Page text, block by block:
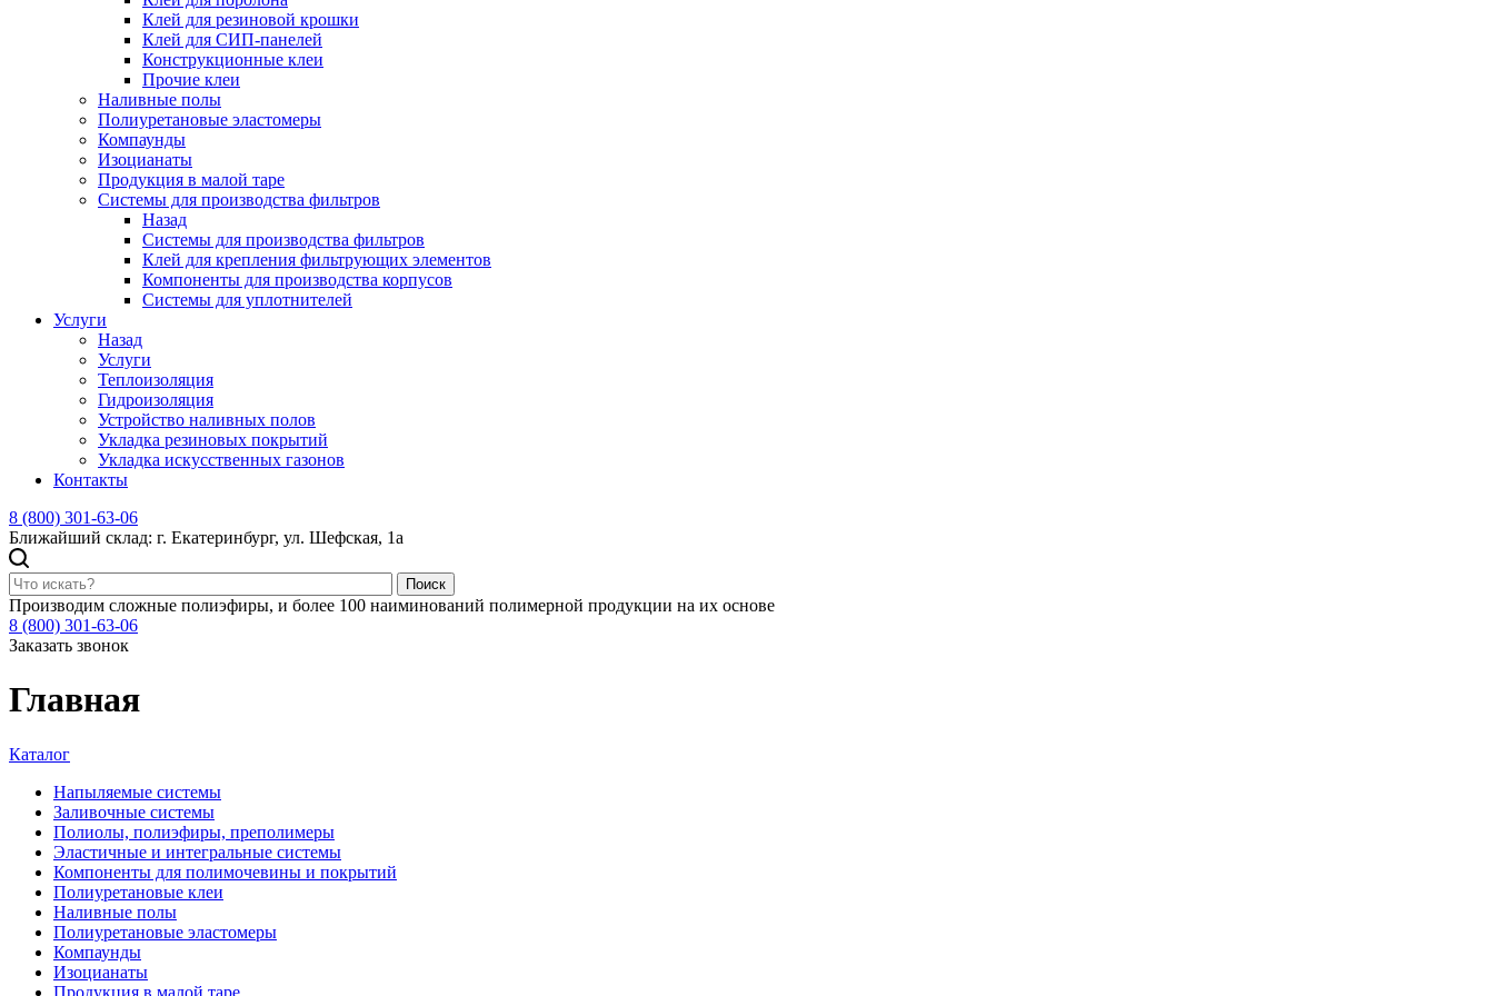
Клей для резиновой крошки
Клей для СИП-панелей
Конструкционные клеи
Прочие клеи
Наливные полы
Полиуретановые эластомеры
Компаунды
Изоцианаты
Продукция в малой таре
Системы для производства фильтров
Назад
Системы для производства фильтров
Клей для крепления фильтрующих элементов
Компоненты для производства корпусов
Системы для уплотнителей
Услуги
Назад
Услуги
Теплоизоляция
Гидроизоляция
Устройство наливных полов
Укладка резиновых покрытий
Укладка искусственных газонов
Контакты
8 (800) 301-63-06
Ближайший склад: г. Екатеринбург, ул. Шефская, 1а
Поиск
Производим сложные полиэфиры, и более 100 наиминований полимерной продукции на их основе
8 (800) 301-63-06
Заказать звонок
Главная
Каталог
Напыляемые системы
Заливочные системы
Полиолы, полиэфиры, преполимеры
Эластичные и интегральные системы
Компоненты для полимочевины и покрытий
Полиуретановые клеи
Наливные полы
Полиуретановые эластомеры
Компаунды
Изоцианаты
Продукция в малой таре